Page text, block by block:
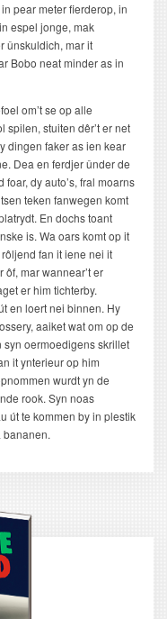
pear meter fierderop, in
espel jonge, mak
ûnskuldich, mar it
Bobo neat minder as in
om’t se op alle
stuiten dêr’t er net
dingen faker as ien kear
Dea en ferdjer ûnder de
dy auto’s, fral moarns
teken fanwegen komt
En dochs toant
is. Wa oars komt op it
fan it iene nei it
mar wannear’t er
er him tichterby.
en loert nei binnen. Hy
aaiket wat om op de
syn oermoedigens skrillet
it ynterieur op him
wurdt yn de
rook. Syn noas
út te kommen by in plestik
bananen.